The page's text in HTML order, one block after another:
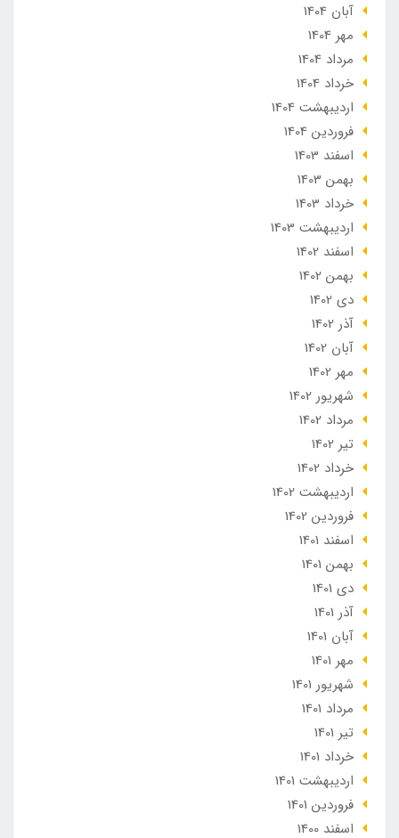
آبان 1404
مهر 1404
مرداد 1404
خرداد 1404
ارديبهشت 1404
فروردین 1404
اسفند 1403
بهمن 1403
خرداد 1403
ارديبهشت 1403
اسفند 1402
بهمن 1402
دی 1402
آذر 1402
آبان 1402
مهر 1402
شهریور 1402
مرداد 1402
تير 1402
خرداد 1402
ارديبهشت 1402
فروردین 1402
اسفند 1401
بهمن 1401
دی 1401
آذر 1401
آبان 1401
مهر 1401
شهریور 1401
مرداد 1401
تير 1401
خرداد 1401
ارديبهشت 1401
فروردین 1401
اسفند 1400